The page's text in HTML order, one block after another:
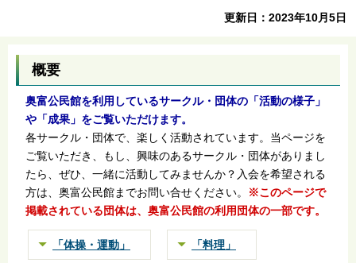
更新日：2023年10月5日
概要
奥富公民館を利用しているサークル・団体の「活動の様子」
や「成果」をご覧いただけます。
各サークル・団体で、楽しく活動されています。当ページを
ご覧いただき、もし、興味のあるサークル・団体がありまし
たら、ぜひ、一緒に活動してみませんか？入会を希望される
方は、奥富公民館までお問い合せください。
※このページで
掲載されている団体は、奥富公民館の利用団体の一部です。
「体操・運動」 「料理」